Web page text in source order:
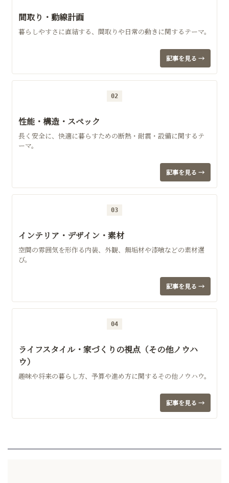
間取り・動線計画
暮らしやすさに直結する、間取りや日常の動きに関するテーマ。
記事を見る →
02
性能・構造・スペック
長く安全に、快適に暮らすための断熱・耐震・設備に関するテ
ーマ。
記事を見る →
03
インテリア・デザイン・素材
空間の雰囲気を形作る内装、外観、無垢材や漆喰などの素材選
び。
記事を見る →
04
ライフスタイル・家づくりの視点（その他ノウハ
ウ）
趣味や将来の暮らし方、予算や進め方に関するその他ノウハウ。
記事を見る →